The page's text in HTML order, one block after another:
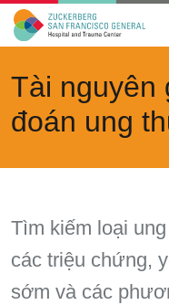
Main Navigation
Tài nguyên
đoán ung
Tìm kiếm loại
các triệu chứng,
sớm và các